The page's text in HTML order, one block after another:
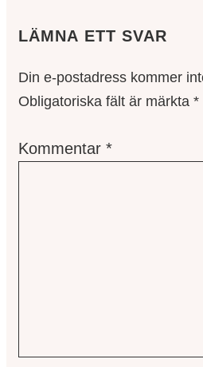
LÄMNA ETT SVAR
Din e-postadress kommer
Obligatoriska fält är märkta *
Kommentar *